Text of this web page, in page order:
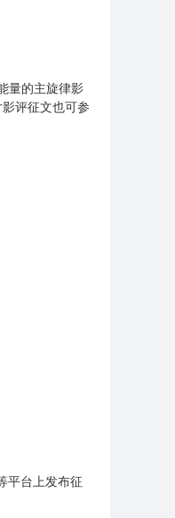
量的主旋律影
评征文也可参
平台上发布征